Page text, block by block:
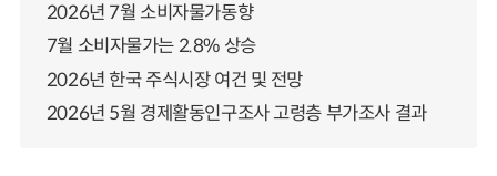
2026년 7월 소비자물가동향
7월 소비자물가는 2.8% 상승
2026년 한국 주식시장 여건 및 전망
2026년 5월 경제활동인구조사 고령층 부가조사 결과